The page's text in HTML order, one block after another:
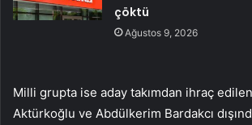
çöktü
Ağustos 9, 2026
Milli grupta ise aday takımdan ihraç
Aktürkoğlu ve Abdülkerim Bardakcı